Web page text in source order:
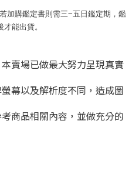
加購鑑定書則需三~五日鑑定期，鑑
才能出貨。
賣場已做最大努力呈現真實
幕以及解析度不同，造成圖
商品相關內容，並做充分的